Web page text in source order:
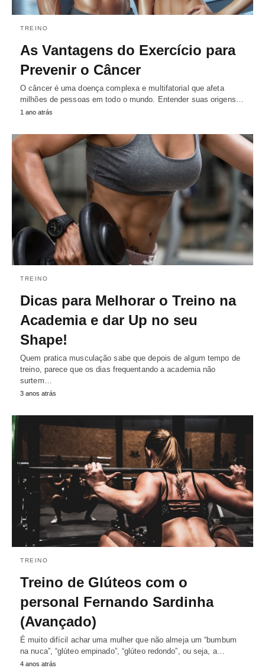
TREINO
As Vantagens do Exercício para
Prevenir o Câncer
O câncer é uma doença complexa e multifatorial que afeta
milhões de pessoas em todo o mundo. Entender suas origens…
1 ano atrás
TREINO
Dicas para Melhorar o Treino na
Academia e dar Up no seu
Shape!
Quem pratica musculação sabe que depois de algum tempo de
treino, parece que os dias frequentando a academia não
surtem…
3 anos atrás
TREINO
Treino de Glúteos com o
personal Fernando Sardinha
(Avançado)
É muito difícil achar uma mulher que não almeja um “bumbum
na nuca”, “glúteo empinado”, “glúteo redondo”, ou seja, a…
4 anos atrás